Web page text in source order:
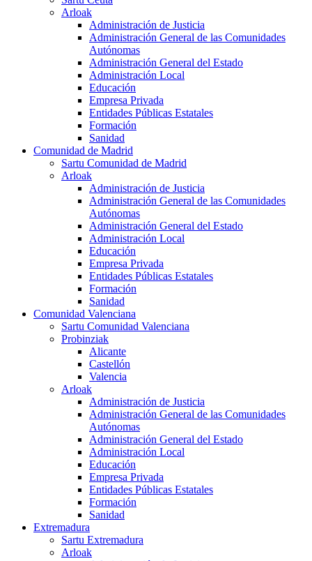
Arloak
Administración de Justicia
Administración General de las Comunidades
Autónomas
Administración General del Estado
Administración Local
Educación
Empresa Privada
Entidades Públicas Estatales
Formación
Sanidad
Comunidad de Madrid
Sartu Comunidad de Madrid
Arloak
Administración de Justicia
Administración General de las Comunidades
Autónomas
Administración General del Estado
Administración Local
Educación
Empresa Privada
Entidades Públicas Estatales
Formación
Sanidad
Comunidad Valenciana
Sartu Comunidad Valenciana
Probinziak
Alicante
Castellón
Valencia
Arloak
Administración de Justicia
Administración General de las Comunidades
Autónomas
Administración General del Estado
Administración Local
Educación
Empresa Privada
Entidades Públicas Estatales
Formación
Sanidad
Extremadura
Sartu Extremadura
Arloak